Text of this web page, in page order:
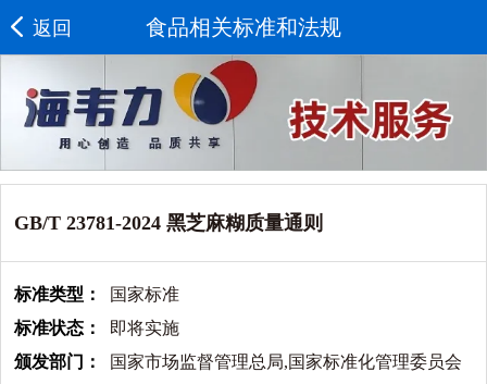
返回 食品相关标准和法规
GB/T 23781-2024 黑芝麻糊质量通则
标准类型：
国家标准
标准状态：
即将实施
颁发部门：
国家市场监督管理总局,国家标准化管理委员会